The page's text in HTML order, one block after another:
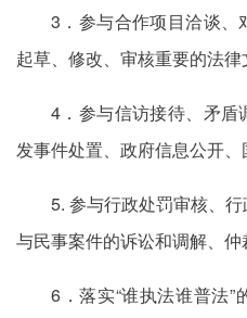
3．参与合作项目洽谈、
起草、修改、审核重要的法律
4．参与信访接待、矛盾
发事件处置、政府信息公开、
5. 参与行政处罚审核、
与民事案件的诉讼和调解、仲
6．落实“谁执法谁普法